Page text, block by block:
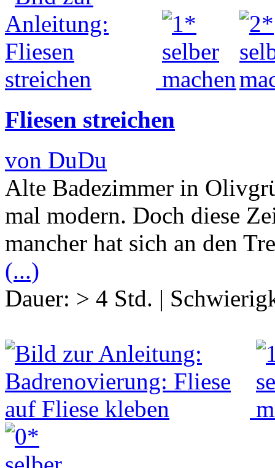
Fliesen streichen
von DuDu
Alte Badezimmer in
mal modern. Doch diese
mancher hat sich an den
(...)
Dauer: > 4 Std. |